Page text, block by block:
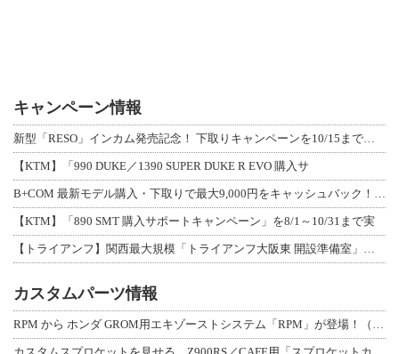
キャンペーン情報
【KTM】「990 DUKE／1390 SUPER DUKE R EVO 購入サ
【KTM】「890 SMT 購入サポートキャンペーン」を8/1～10/31まで実
カスタムパーツ情報